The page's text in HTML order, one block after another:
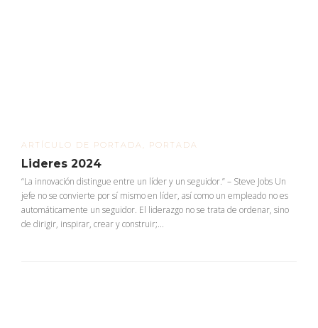
ARTÍCULO DE PORTADA PORTADA
Lideres 2024
“La innovación distingue entre un líder y un seguidor.” – Steve Jobs Un
jefe no se convierte por sí mismo en líder, así como un empleado no es
automáticamente un seguidor. El liderazgo no se trata de ordenar, sino
de dirigir, inspirar, crear y construir;...